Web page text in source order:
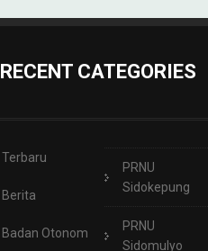
RECENT CATEGORIES
Terbaru
Berita
Badan Otonom
PRNU
Sidokepung
PRNU
Sidomulyo